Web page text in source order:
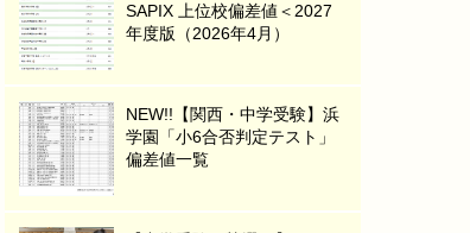
SAPIX 上位校偏差値＜2027
年度版（2026年4月）
NEW!!【関西・中学受験】浜
学園「小6合否判定テスト」
偏差値一覧